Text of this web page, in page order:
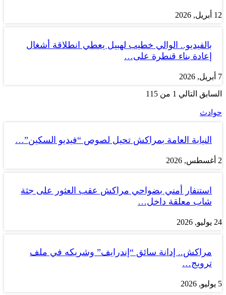
12 أبريل, 2026
بالفيديو.. الوالي خطيب لهبيل يعطي انطلاقة أشغال
إعادة بناء قنطرة على…
7 أبريل, 2026
السابق التالي 1 من 115
حوادث
النيابة العامة بمراكش تحيل لصوص “فيديو السكين”…
2 أغسطس, 2026
استنفار أمني بضواحي مراكش عقب العثور على جثة
شاب معلقة داخل…
24 يوليو, 2026
مراكش.. إدانة سائق “إندرايف” وشريكه في ملف
ترويج…
5 يوليو, 2026